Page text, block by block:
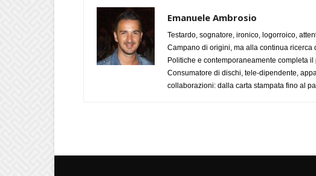
Emanuele Ambrosio
Testardo, sognatore, ironico, logorroico,
Campano di origini, ma alla continua
Politiche e contemporaneamente completa
Consumatore di dischi, tele-dipendente,
collaborazioni: dalla carta stampata fino al